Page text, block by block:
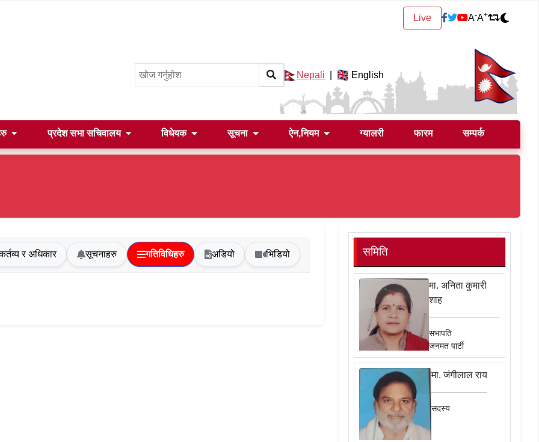
Live A-A+
Nepali English
प्रदेश सभा सचिवालय विधेयक सूचना ऐन,नियम ग्यालरी फारम सम्पर्क
र अधिकार सूचनाहरु गतिविधिहरु अडियो भिडियो समिति
मा. अनिता कुमारी
शाह
सभापति
जनमत पार्टी
मा. जंगीलाल राय
सदस्य